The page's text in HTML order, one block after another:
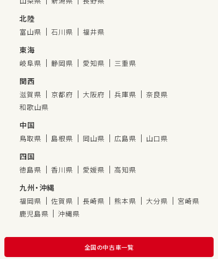
北陸
富山県 石川県 福井県
東海
岐阜県 静岡県 愛知県 三重県
関西
滋賀県 京都府 大阪府 兵庫県
奈良県
和歌山県
中国
鳥取県 島根県 岡山県 広島県 山口県
四国
徳島県 香川県 愛媛県 高知県
九州・沖縄
福岡県 佐賀県 長崎県 熊本県 大分県
宮崎県
鹿児島県
沖縄県
全国の中古車一覧